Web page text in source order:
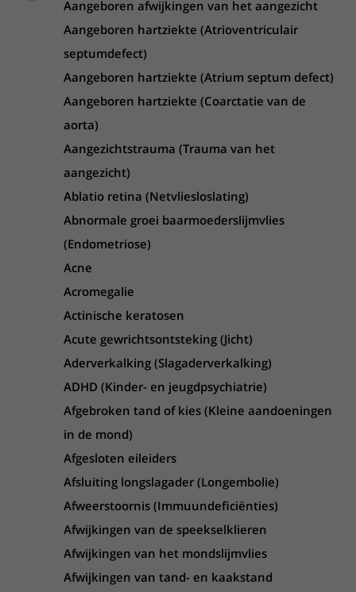
Onderzoeken en diagnostiek
Het Wilhelmina Kinderziekenhuis
Bloedprikken
Wachttijden
Bezoektijden
Wijzigen patiëntgegevens
Mijn UMC Utrecht patiëntportaal
Faciliteiten en voorzieningen
Bezoekregels
Kwaliteit en veiligheid
Route naar het ziekenhuis
Wegwijs in het ziekenhuis
Contact met polikliniek
Contact met verpleegafdeling
Het Wilhelmina Kinderziekenhuis
Teleconsult aanvragen
Diagnostiek aanvragen
Zorgverlenersportaal
Over UMC Utrecht
Research
Onderwijs
Werken bij het UMC Utrecht
Aangeboren afwijkingen van het aangezicht
Aangeboren hartziekte (Atrioventriculair
septumdefect)
Aangeboren hartziekte (Atrium septum defect)
Aangeboren hartziekte (Coarctatie van de
aorta)
Aangezichtstrauma (Trauma van het
aangezicht)
Ablatio retina (Netvliesloslating)
Abnormale groei baarmoederslijmvlies
(Endometriose)
Acne
Acromegalie
Actinische keratosen
Acute gewrichtsontsteking (Jicht)
Aderverkalking (Slagaderverkalking)
ADHD (Kinder- en jeugdpsychiatrie)
Afgebroken tand of kies (Kleine aandoeningen
in de mond)
Afgesloten eileiders
Afsluiting longslagader (Longembolie)
Afweerstoornis (Immuundeficiënties)
Afwijkingen van de speekselklieren
Afwijkingen van het mondslijmvlies
Afwijkingen van tand- en kaakstand